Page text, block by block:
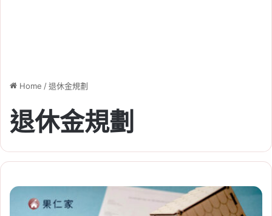
Home /退休金規劃
退休金規劃